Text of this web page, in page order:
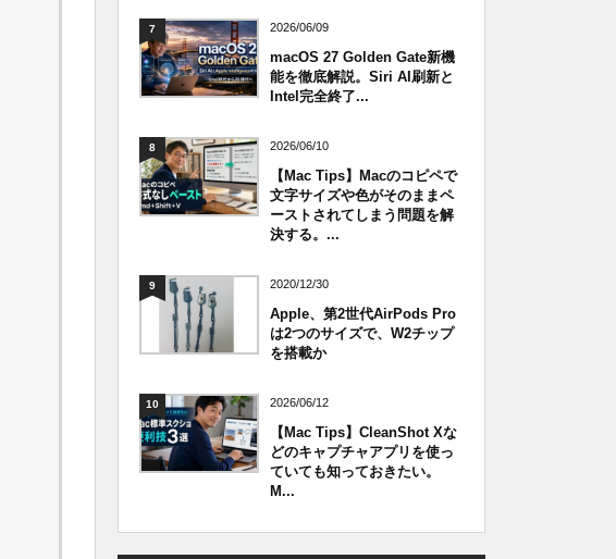
7 2026/06/09
macOS 27 Golden Gate新機
能を徹底解説。Siri AI刷新と
Intel完全終了...
8 2026/06/10
【Mac Tips】Macのコピペで
文字サイズや色がそのままペ
ーストされてしまう問題を解
決する。...
9 2020/12/30
Apple、第2世代AirPods Pro
は2つのサイズで、W2チップ
を搭載か
10 2026/06/12
【Mac Tips】CleanShot Xな
どのキャプチャアプリを使っ
ていても知っておきたい。
M...